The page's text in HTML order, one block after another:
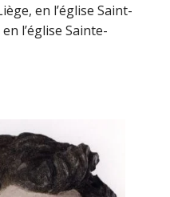
en l’église Saint-
l’église Sainte-